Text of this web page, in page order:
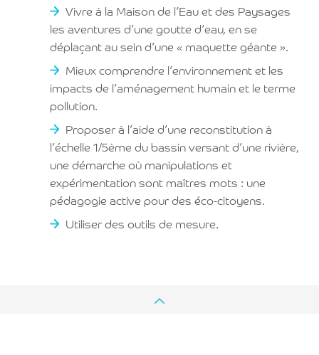
Vivre à la Maison de l’Eau et des Paysages
les aventures d’une goutte d’eau, en se
déplaçant au sein d’une « maquette géante ».
Mieux comprendre l’environnement et les
impacts de l’aménagement humain et le terme
pollution.
Proposer à l’aide d’une reconstitution à
l’échelle 1/5ème du bassin versant d’une rivière,
une démarche où manipulations et
expérimentation sont maîtres mots : une
pédagogie active pour des éco-citoyens.
Utiliser des outils de mesure.